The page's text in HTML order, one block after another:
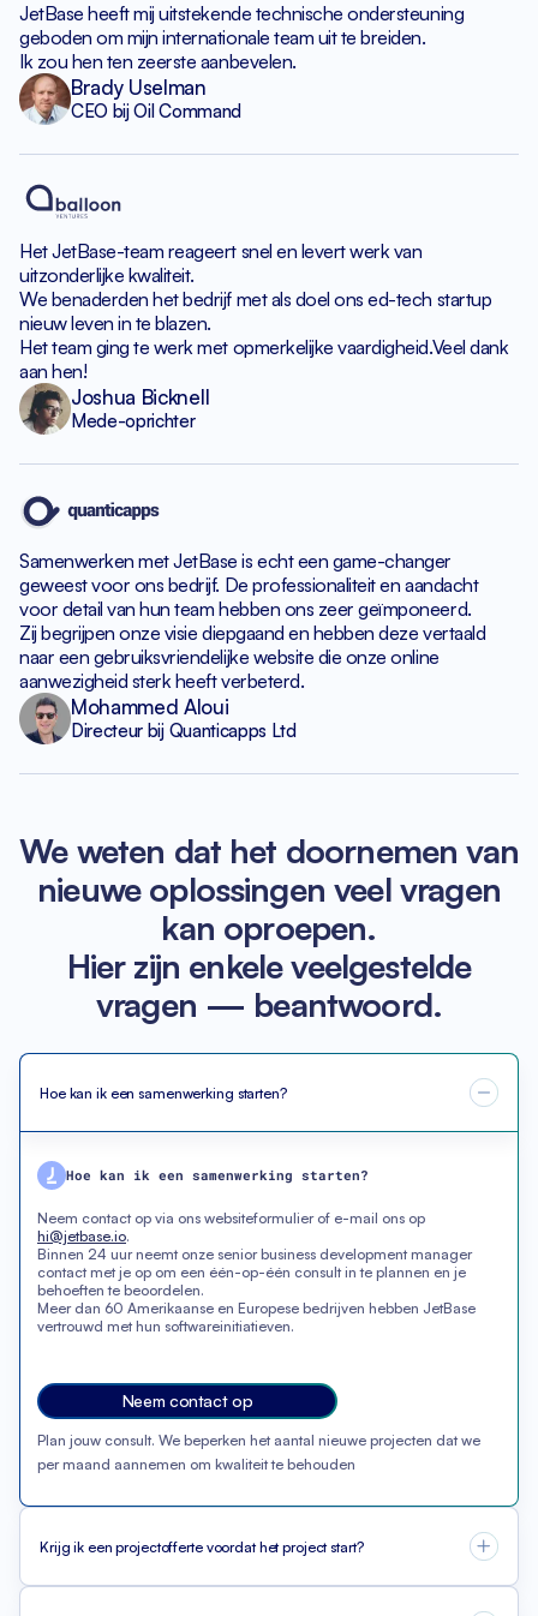
JetBase heeft mij uitstekende technische ondersteuning
geboden om mijn internationale team uit te breiden.
Ik zou hen ten zeerste aanbevelen.
Brady Uselman
CEO bij Oil Command
Het JetBase-team reageert snelen levert werk van
uitzonderlijke kwaliteit.
We benaderden het bedrijf met als doelons ed-tech startup
nieuw leven in te blazen.
Het team ging te werk met opmerkelijke vaardigheid.Veel dank
aan hen!
Joshua Bicknell
Mede-oprichter
Samenwerken met JetBase is echt een game-changer
geweestvoor ons bedrijf. De professionaliteit en aandacht
voor detail van hun team hebben ons zeer geïmponeerd.
Zij begrijpen onze visie diepgaand en hebben deze vertaald
naar een gebruiksvriendelijke website die onzeonline
aanwezigheid sterk heeft verbeterd.
Mohammed Aloui
Directeur bij Quanticapps Ltd
We weten dat het doornemen van
nieuwe oplossingen veel vragen
kan oproepen.
Hier zijn enkele veelgestelde
vragen — beantwoord.
Hoe kan ik een samenwerking starten?
Hoe kan ik een samenwerking starten?
Neem contact op via ons websiteformulier of e-mail ons op
hi@jetbase.io.
Binnen 24 uur neemt onze senior business development manager
contact met je op om een één-op-één consult in te plannen en je
behoeften te beoordelen.
Meer dan 60 Amerikaanse en Europese bedrijven hebben JetBase
vertrouwd met hun softwareinitiatieven.
Neem contact op
Plan jouw consult. We beperken het aantal nieuwe projecten dat we
per maand aannemen om kwaliteit te behouden
Krijg ik een projectofferte voordat het project start?